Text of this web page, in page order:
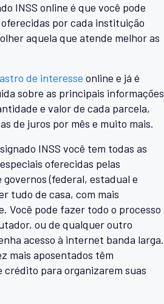
INSS online é que você pode
por cada instituição
aquela que atende melhor as
de interesse online e já é
sobre as principais informações
e valor de cada parcela,
de juros por mês e muito mais.
INSS você tem todas as
oferecidas pelas
(federal, estadual e
tudo de casa, com mais
Você pode fazer todo o processo
ou de qualquer outro
acesso à internet banda larga.
mais aposentados têm
crédito para organizarem suas